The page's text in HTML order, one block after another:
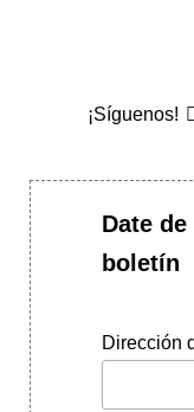
¡Síguenos!
Date
boletín
Dirección